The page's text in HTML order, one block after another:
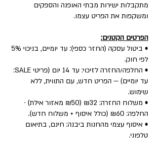
מתקבלות ישירות מבתי האופנה והספקים
ומשקפות את הפריט עצמו.
הפרטים הקטנים:
• ביטול עסקה (החזר כספי): עד יומיים, בניכוי 5%
לפי חוק.
• החלפה/החזרה לזיכוי: עד 14 יום (פריטי SALE:
עד יומיים) — הפריט חדש, עם התווית, ללא
שימוש.
• משלוח החזרה: ₪32 (₪50 מאזור אילת) ·
החלפה: ₪60 (כולל איסוף + משלוח חדש).
• איסוף עצמי מהחנות ביבנה: חינם, בתיאום
טלפוני.